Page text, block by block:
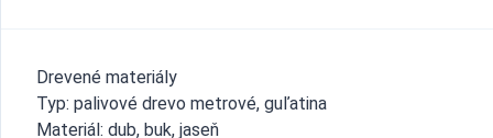
Drevené materiály
Typ: palivové drevo metrové, guľatina
Materiál: dub, buk, jaseň